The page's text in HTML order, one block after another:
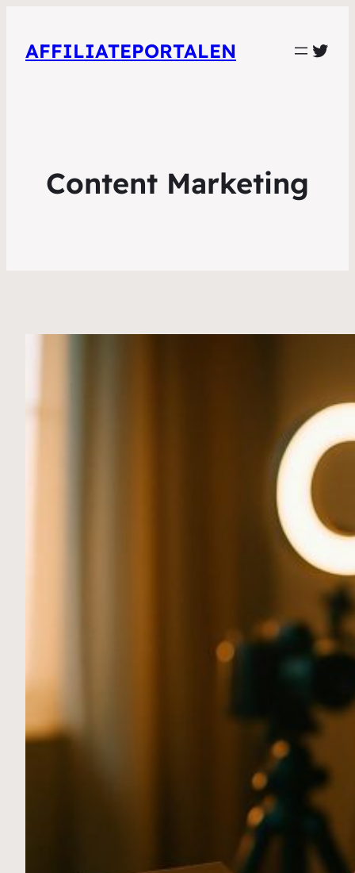
AFFILIATEPORTALEN
Content Marketing